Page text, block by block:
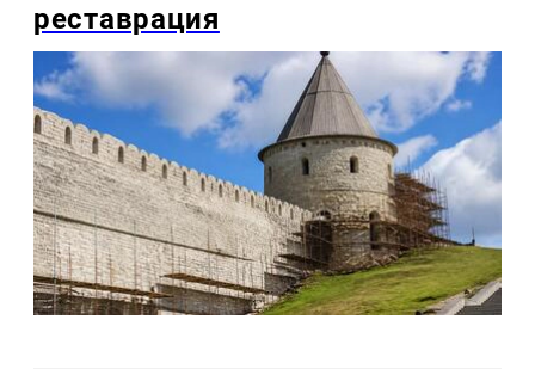
реставрация